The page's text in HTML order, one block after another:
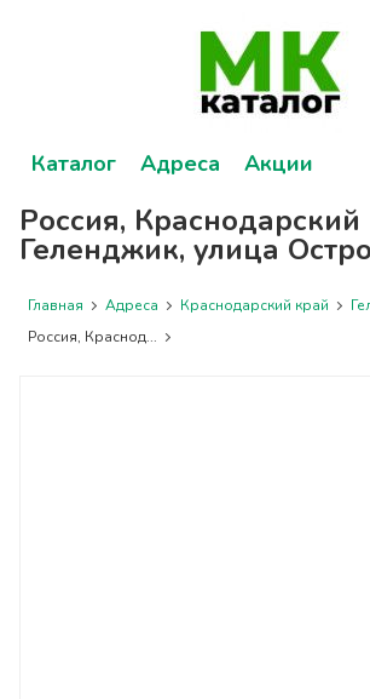
Каталог Адреса Акции
Россия, Краснодарский
Геленджик, улица
Главная Адреса Краснодарский край
Россия, Краснод...